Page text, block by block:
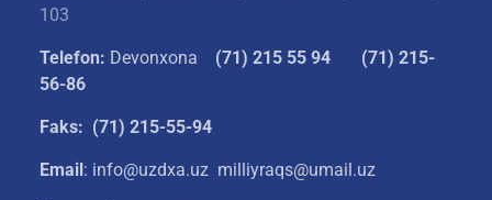
103
Telefon: Devonxona (71) 215 55 94
(71) 215-
56-86
Faks: (71) 215-55-94
Email: info@uzdxa.uz milliyraqs@umail.uz